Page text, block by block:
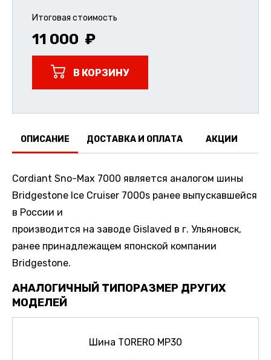
Итоговая стоимость
11 000
В КОРЗИНУ
ОПИСАНИЕ ДОСТАВКА И ОПЛАТА АКЦИИ
Cordiant Sno-Max 7000 является аналогом шины
Bridgestone Ice Cruiser 7000s ранее выпускавшейся
в России и
производится на заводе Gislaved в г. Ульяновск,
ранее принадлежащем японской компании
Bridgestone.
АНАЛОГИЧНЫЙ ТИПОРАЗМЕР ДРУГИХ
МОДЕЛЕЙ
Шина TORERO MP30